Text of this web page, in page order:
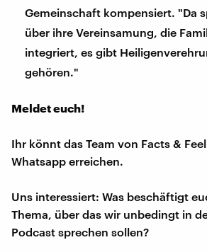
Gemeinschaft kompensiert. "Da
über ihre Vereinsamung, die
integriert, es gibt
gehören."
Meldet euch!
Ihr könnt das Team von Facts &
Whatsapp erreichen.
Uns interessiert: Was beschäftigt
Thema, über das wir unbedingt in
Podcast sprechen sollen?